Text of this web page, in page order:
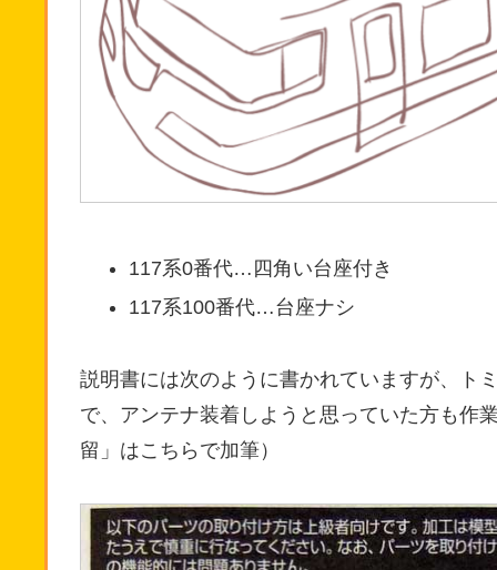
117系0番代…四角い台座付き
117系100番代…台座ナシ
説明書には次のように書かれていますが、ト
で、アンテナ装着しようと思っていた方も作
留」はこちらで加筆）